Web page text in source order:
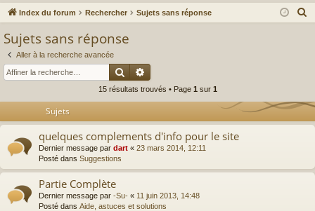
ès
pi
de
u ne nr
Index du forum Rechercher Sujets sans réponse
c
h
Sujets sans réponse
Aller à la recherche avancée
Rechercher
Recherche avancée
15 résultats trouvés • Page 1 sur 1
Sujets
quelques complements d'info pour le site
Dernier message par dart « 23 mars 2014, 12:11
Posté dans Suggestions
Partie Complète
Dernier message par -Su- « 11 juin 2013, 14:48
Posté dans Aide, astuces et solutions